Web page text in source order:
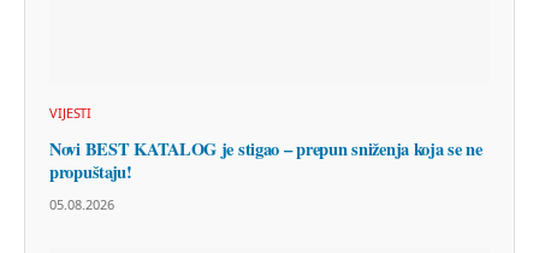
VIJESTI
Novi BEST KATALOG je stigao – prepun sniženja koja se ne
propuštaju!
05.08.2026